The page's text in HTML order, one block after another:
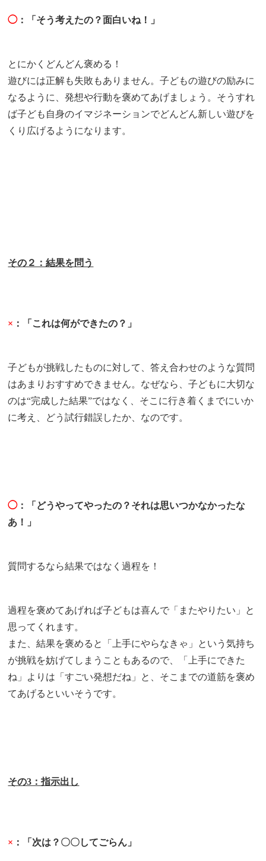
◯：「そう考えたの？面白いね！」
とにかくどんどん褒める！
遊びには正解も失敗もありません。子どもの遊びの励みに
なるように、発想や行動を褒めてあげましょう。そうすれ
ば子ども自身のイマジネーションでどんどん新しい遊びを
くり広げるようになります。
その２：結果を問う
× ：「これは何ができたの？」
子どもが挑戦したものに対して、答え合わせのような質問
はあまりおすすめできません。なぜなら、子どもに大切な
のは“完成した結果”ではなく、そこに行き着くまでにいか
に考え、どう試行錯誤したか、なのです。
◯：「どうやってやったの？それは思いつかなかったな
あ！」
質問するなら結果ではなく過程を！
過程を褒めてあげれば子どもは喜んで「またやりたい」と
思ってくれます。
また、結果を褒めると「上手にやらなきゃ」という気持ち
が挑戦を妨げてしまうこともあるので、「上手にできた
ね」よりは「すごい発想だね」と、そこまでの道筋を褒め
てあげるといいそうです。
その3：指示出し
× ：「次は？〇〇してごらん」